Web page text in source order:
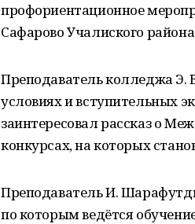
профориентационное
Сафарово Учалиского
Преподаватель колледжа Э.
условиях и вступительных
заинтересовал рассказ о
конкурсах, на которых
Преподаватель И.
по которым ведётся